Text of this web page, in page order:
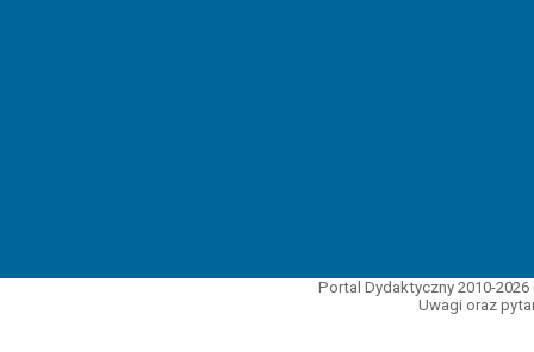
Portal Dydaktyczny 2010-
Uwagi oraz